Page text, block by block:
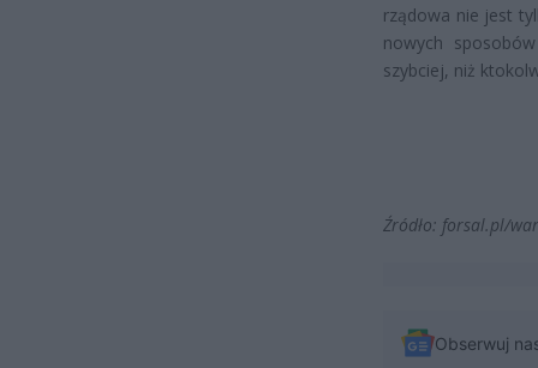
rządowa nie jest
nowych
szybciej, niż
Źródło: forsal.pl/
Obserwuj